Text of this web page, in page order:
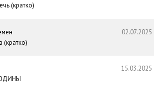
(кратко)
02.07.2025
(кратко)
15.03.2025